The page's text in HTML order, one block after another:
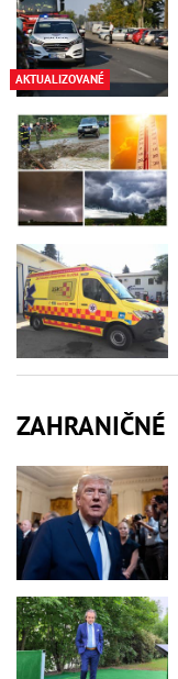
AKTUALIZOVANÉ
ZAHRANIČNÉ